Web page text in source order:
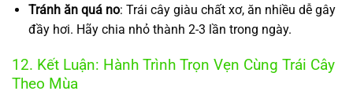
Tránh ăn quá no: Trái cây giàu chất xơ, ăn nhiều dễ gây
đầy hơi. Hãy chia nhỏ thành 2-3 lần trong ngày.
12. Kết Luận: Hành Trình Trọn Vẹn Cùng Trái Cây
Theo Mùa